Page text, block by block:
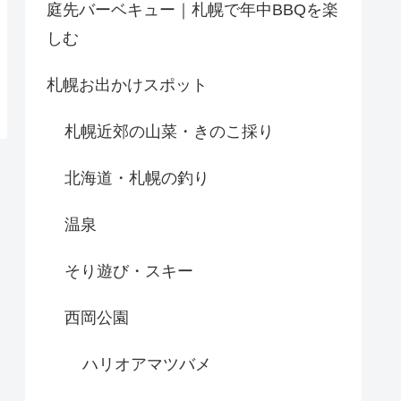
庭先バーベキュー｜札幌で年中BBQを楽
しむ
札幌お出かけスポット
札幌近郊の山菜・きのこ採り
北海道・札幌の釣り
温泉
そり遊び・スキー
西岡公園
ハリオアマツバメ